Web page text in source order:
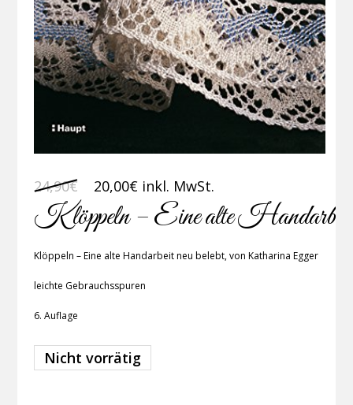
24,90€
Ursprünglicher
Preis
war:
24,90€
20,00€Aktueller
Preis
ist:
inkl. MwSt.
Klöppeln – Eine alte Handarbeit
Klöppeln – Eine alte Handarbeit neu belebt, von Katharina Egger
leichte Gebrauchsspuren
6. Auflage
Nicht vorrätig